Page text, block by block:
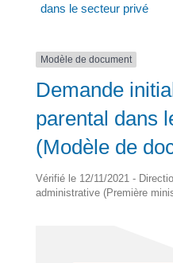
dans le secteur privé
Modèle de document
Demande
parental dans
(Modèle de
Vérifié le 12/11/2021 -
administrative (Première